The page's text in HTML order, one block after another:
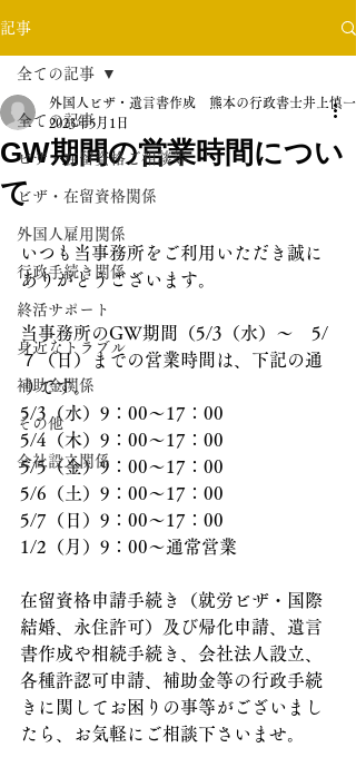
記事
全ての記事
ビザ・在留資格ご相談等
ビザ・在留資格関係
外国人雇用関係
行政手続き関係
終活サポート
身近なトラブル
補助金関係
その他
会社設立関係
全ての記事
GW期間の営業時間につい
て
外国人ビザ・遺言書作成 熊本の行政書士井上慎一
2023年5月1日
いつも当事務所をご利用いただき誠に
ありがとうございます。
当事務所のGW期間（5/3（水）～　5/
７（日）までの営業時間は、下記の通
りです。
5/3（水）9：00～17：00
5/4（木）9：00～17：00
5/5（金）9：00～17：00
5/6（土）9：00～17：00
5/7（日）9：00～17：00
1/2（月）9：00～通常営業
在留資格申請手続き（就労ビザ・国際
結婚、永住許可）及び帰化申請、遺言
書作成や相続手続き、会社法人設立、
各種許認可申請、補助金等の行政手続
きに関してお困りの事等がございまし
たら、お気軽にご相談下さいませ。